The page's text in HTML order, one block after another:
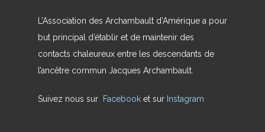
L’Association des Archambault d’Amérique a pour
but principal d’établir et de maintenir des
contacts chaleureux entre les descendants de
l’ancêtre commun Jacques Archambault.
Suivez nous sur Facebook et sur Instagram